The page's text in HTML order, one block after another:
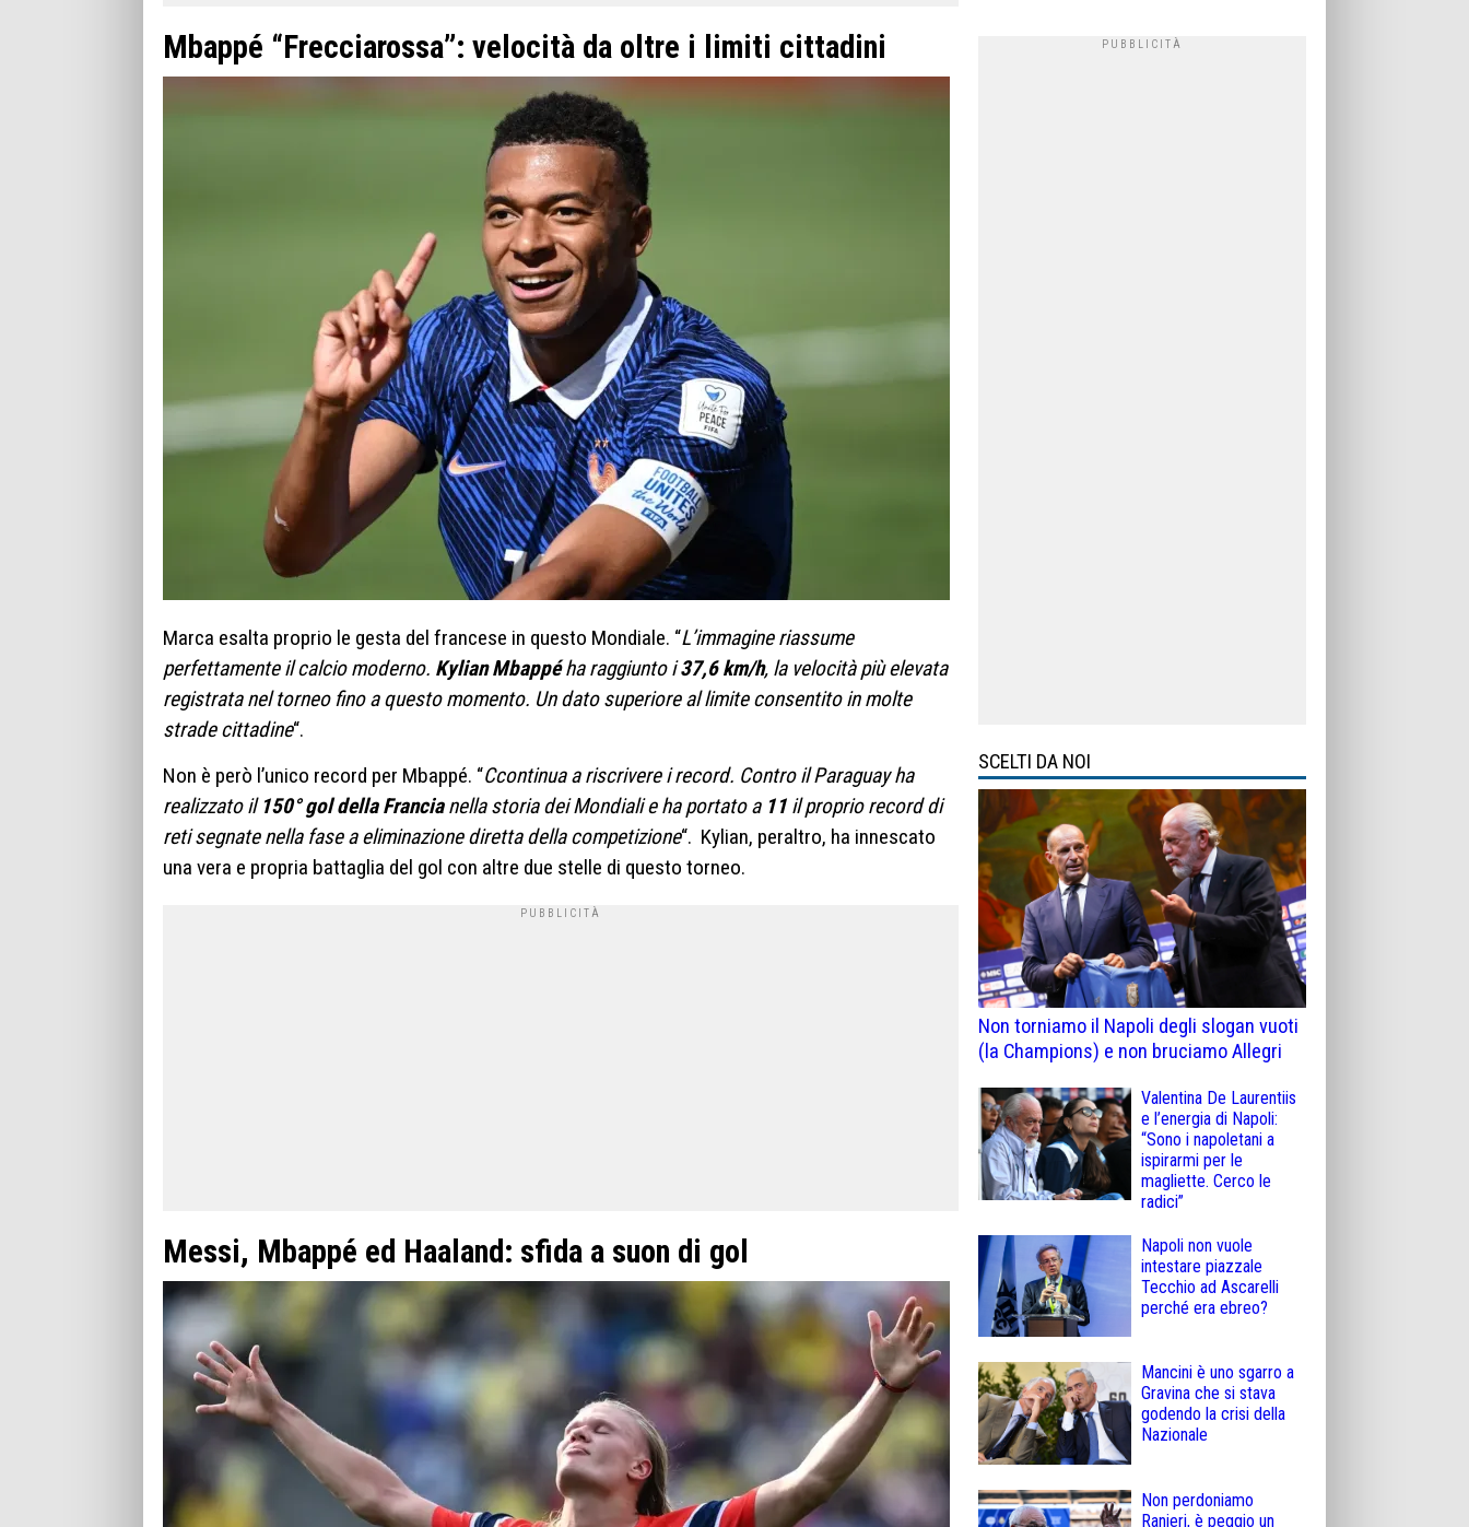
Mbappé “Frecciarossa”: velocità da oltre i limiti cittadini
Marca esalta proprio le gesta del francese in questo Mondiale. “L’immagine riassume
perfettamente il calcio moderno. Kylian Mbappéha raggiunto i37,6 km/h, la velocità più elevata
registrata nel torneo fino a questo momento. Un dato superiore al limite consentito in molte
strade cittadine“.
Non è però l’unico record per Mbappé. “Ccontinua a riscrivere i record. Contro il Paraguay ha
realizzato il 150° gol della Francianella storia dei Mondiali e ha portato a 11 il proprio record di
reti segnate nella fase a eliminazione diretta della competizione“. Kylian, peraltro, ha innescato
una vera e propria battaglia del gol con altre due stelle di questo torneo.
Messi, Mbappé ed Haaland: sfida a suon di gol
SCELTI DA NOI
Non torniamo il Napoli degli slogan vuoti
(la Champions) e non bruciamo Allegri
Valentina De Laurentiis
e l’energia di Napoli:
“Sono i napoletani a
ispirarmi per le
magliette. Cerco le
radici”
Napoli non vuole
intestare piazzale
Tecchio ad Ascarelli
perché era ebreo?
Mancini è uno sgarro a
Gravina che si stava
godendo la crisi della
Nazionale
Non perdoniamo
Ranieri, è peggio un